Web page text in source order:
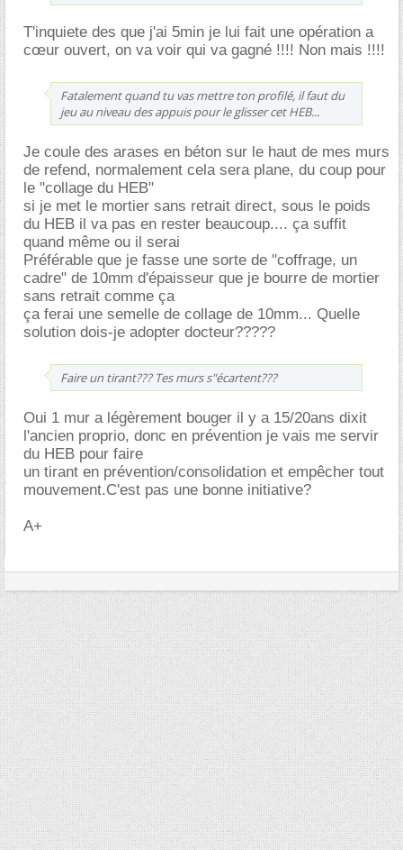
T'inquiete des que j'ai 5min je lui fait une opération a
cœur ouvert, on va voir qui va gagné !!!! Non mais !!!!
Fatalement quand tu vas mettre ton profilé, il faut du
jeu au niveau des appuis pour le glisser cet HEB...
Je coule des arases en béton sur le haut de mes murs
de refend, normalement cela sera plane, du coup pour
le "collage du HEB"
si je met le mortier sans retrait direct, sous le poids
du HEB il va pas en rester beaucoup.... ça suffit
quand même ou il serai
Préférable que je fasse une sorte de "coffrage, un
cadre" de 10mm d'épaisseur que je bourre de mortier
sans retrait comme ça
ça ferai une semelle de collage de 10mm... Quelle
solution dois-je adopter docteur?????
Faire un tirant??? Tes murs s"écartent???
Oui 1 mur a légèrement bouger il y a 15/20ans dixit
l'ancien proprio, donc en prévention je vais me servir
du HEB pour faire
un tirant en prévention/consolidation et empêcher tout
mouvement.C'est pas une bonne initiative?
A+